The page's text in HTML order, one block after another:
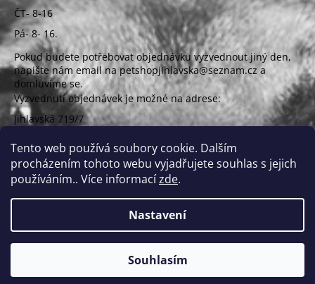
Tento web používá soubory cookie. Dalším
procházením tohoto webu vyjadřujete souhlas s jejich
používáním.. Více informacízde.
Nastavení
Souhlasím
ČT- 8-16
Pá- 8- 16.
Pokud budete potřebovat objednávku vyzvednout jiný den,
napište nám email na petshopjihlavska@seznam.cz a
domluvíme se.
Vyzvednutí objednávek je možné na adrese:
Jihlavská 719/7
(vchod z ulice Uzbecká)
Copyright 2026PETSHOP Jihlavská. Všechna práva
vyhrazena.